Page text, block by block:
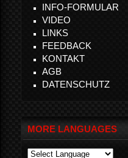
INFO-FORMULAR
VIDEO
LINKS
FEEDBACK
KONTAKT
AGB
DATENSCHUTZ
MORE LANGUAGES